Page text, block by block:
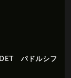
パドルシフ